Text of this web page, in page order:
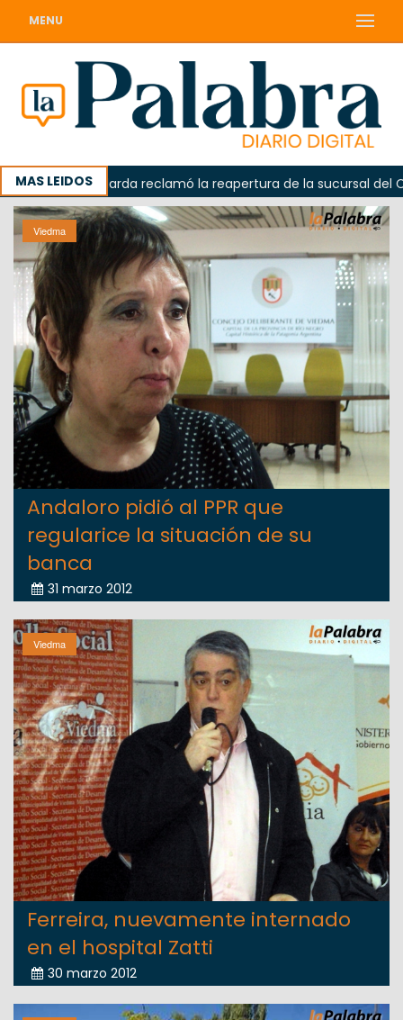
MENU
MAS LEIDOS
Odarda reclamó la reapertura de la sucursal del Correo
Viedma
Andaloro pidió al PPR que
regularice la situación de su
banca
31 marzo 2012
Viedma
Ferreira, nuevamente internado
en el hospital Zatti
30 marzo 2012